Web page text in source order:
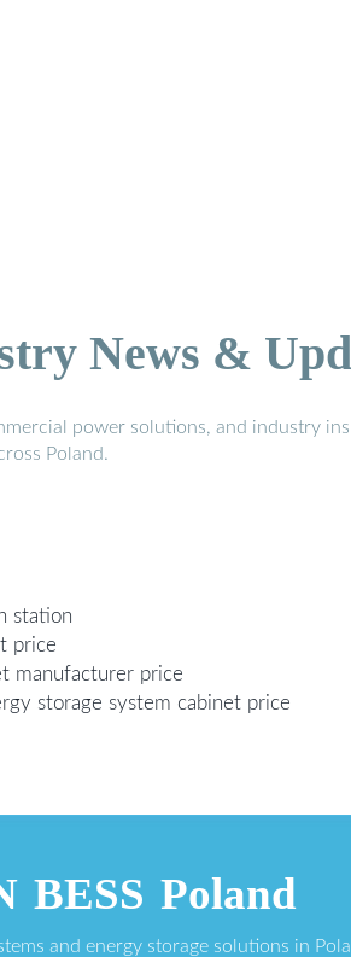
News &
power solutions, and industry
Poland.
station
price
manufacturer price
storage system cabinet price
BESS Poland
and energy storage solutions in